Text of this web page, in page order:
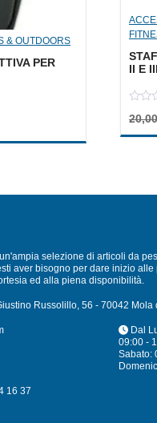
& OUTDOORS
PER
era: 24,99 €.
attuale è: 12,50 €.
II E III
out
selezione di articoli da
aver bisogno per dare inizio
ed alla piena disponibilità.
Russolillo, 56 - 70042 Mola
Dal
09:00 -
Sabato:
16 37